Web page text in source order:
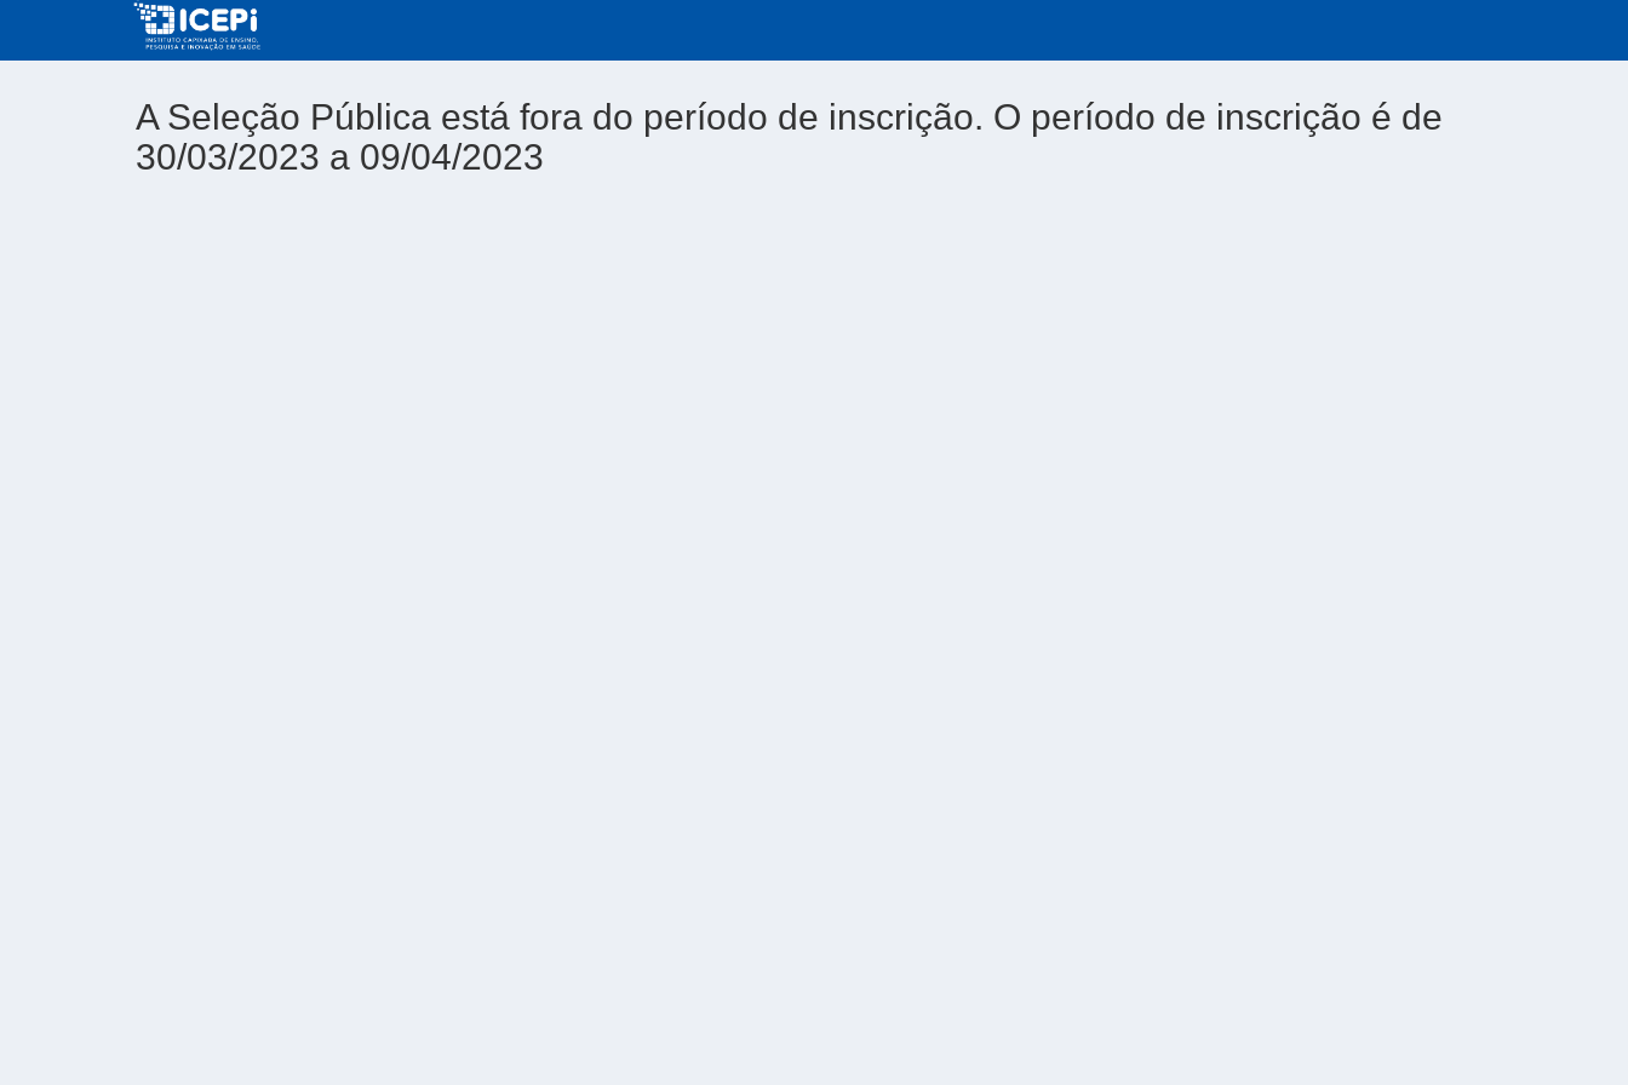
A Seleção Pública está fora do período de inscrição. O período de inscrição é de
30/03/2023 a 09/04/2023